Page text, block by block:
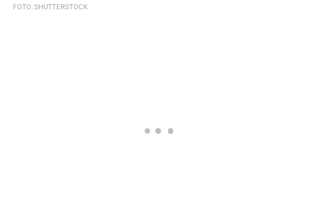
FOTO: SHUTTERSTOCK